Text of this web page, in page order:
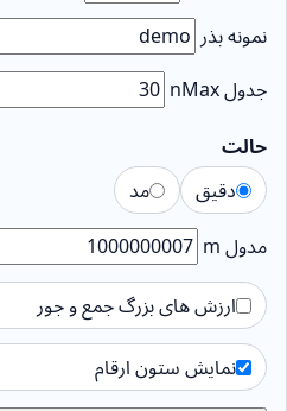
نمونه بذر
جدول nMax
حالت
دقیق
مد
مدول m
ارزش های بزرگ جمع و جور
نمایش ستون ارقام